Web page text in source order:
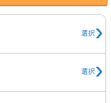
選択
選択